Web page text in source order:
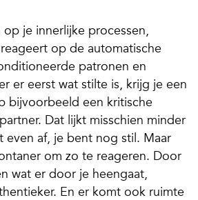
op je innerlijke processen,
op de automatische
patronen en
er eerst wat stilte is, krijg je een
bijvoorbeeld een kritische
Dat lijkt misschien minder
even af, je bent nog stil. Maar
om zo te reageren. Door
wat er door je heengaat,
En er komt ook ruimte